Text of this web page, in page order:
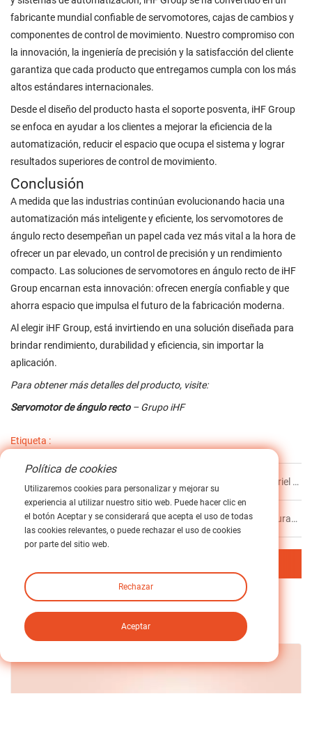
fabricante mundial confiable de servomotores, cajas de cambios y
componentes de control de movimiento. Nuestro compromiso con
la innovación, la ingeniería de precisión y la satisfacción del cliente
garantiza que cada producto que entregamos cumpla con los más
altos estándares internacionales.
Desde el diseño del producto hasta el soporte posventa, iHF Group
se enfoca en ayudar a los clientes a mejorar la eficiencia de la
automatización, reducir el espacio que ocupa el sistema y lograr
resultados superiores de control de movimiento.
Conclusión
A medida que las industrias continúan evolucionando hacia una
automatización más inteligente y eficiente, los servomotores de
ángulo recto desempeñan un papel cada vez más vital a la hora de
ofrecer un par elevado, un control de precisión y un rendimiento
compacto. Las soluciones de servomotores en ángulo recto de iHF
Group encarnan esta innovación: ofrecen energía confiable y que
ahorra espacio que impulsa el futuro de la fabricación moderna.
Al elegir iHF Group, está invirtiendo en una solución diseñada para
brindar rendimiento, durabilidad y eficiencia, sin importar la
aplicación.
Para obtener más detalles del producto, visite:
Servomotor de ángulo recto– Grupo iHF
Etiqueta :
Comprensión de los rodamientos lineales de riel redondo para mejorar la confiabilidad de la maquinaria
Próximo Caja de engranajes cónica de ángulo recto duradera para sistemas mecánicos de alta eficiencia
RelacionadoNoticias
Política de cookies
Utilizaremos cookies para personalizar y mejorar su
experiencia al utilizar nuestro sitio web. Puede hacer clic en
el botón Aceptar y se considerará que acepta el uso de todas
las cookies relevantes, o puede rechazar el uso de cookies
por parte del sitio web.
Rechazar
Aceptar